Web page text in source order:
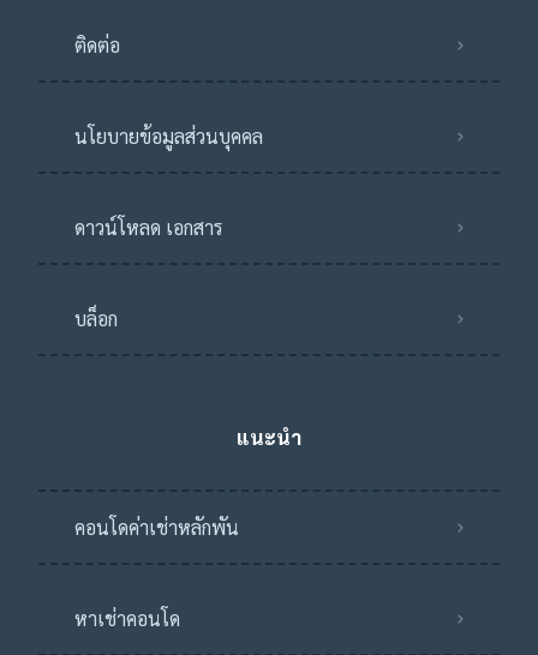
ติดต่อ
นโยบายข้อมูลส่วนบุคคล
ดาวน์โหลด เอกสาร
บล็อก
แนะนำ
คอนโดค่าเช่าหลักพัน
หาเช่าคอนโด